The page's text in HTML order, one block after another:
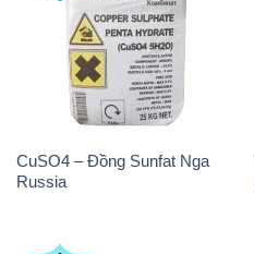
CuSO4 – Đồng Sunfat Nga
Russia